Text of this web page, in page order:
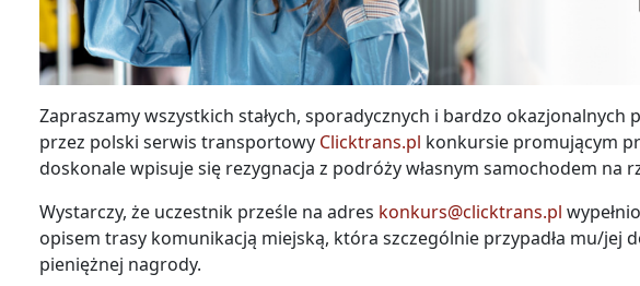
Zapraszamy wszystkich stałych, sporadycznych i bardzo
przez polski serwis transportowy Clicktrans.pl konkursie promującym
doskonale wpisuje się rezygnacja z podróży własnym samochodem na
Wystarczy, że uczestnik prześle na adres konkurs@clicktrans.pl
opisem trasy komunikacją miejską, która szczególnie przypadła mu/jej
pieniężnej nagrody.